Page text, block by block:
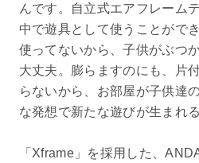
んです。自立式エアフレーム
中で遊具として使うことがで
使ってないから、子供がぶつ
大丈夫。膨らますのにも、片
らないから、お部屋が子供達
な発想で新たな遊びが生まれ
「Xframe」を採用した、